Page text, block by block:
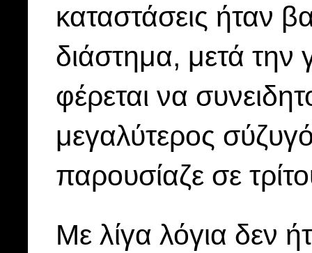
καταστάσεις ήταν
διάστημα, μετά την
φέρεται να
μεγαλύτερος
παρουσίαζε σε
Με λίγα λόγια δεν